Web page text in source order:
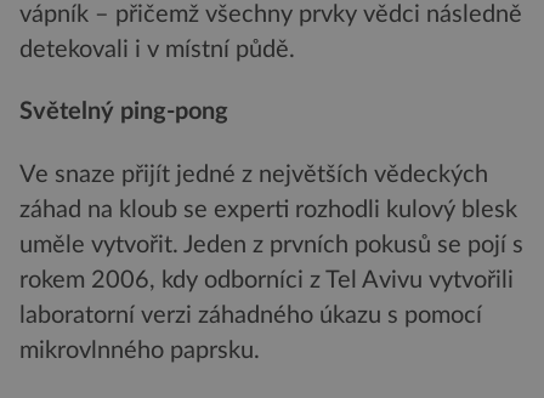
vápník – přičemž všechny prvky vědci následně
detekovali i v místní půdě.
Světelný ping-pong
Ve snaze přijít jedné z největších vědeckých
záhad na kloub se experti rozhodli kulový blesk
uměle vytvořit. Jeden z prvních pokusů se pojí s
rokem 2006, kdy odborníci z Tel Avivu vytvořili
laboratorní verzi záhadného úkazu s pomocí
mikrovlnného paprsku.